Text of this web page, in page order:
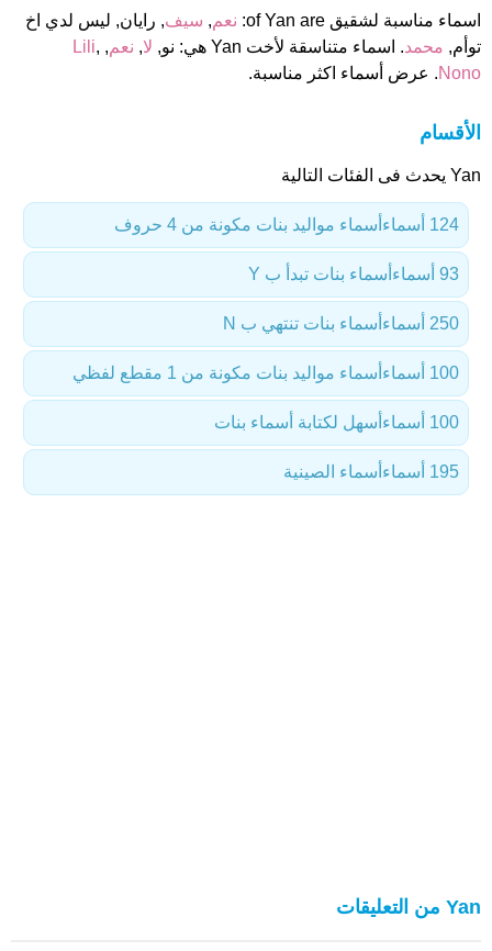
اسماء مناسبة لشقيق of Yan are: نعم, سيف, رايان, ليس لدي اخ
توأم, محمد. اسماء متناسقة لأخت Yan هي: نو, لا, نعم,
Lili,
Nono. عرض أسماء اكثر مناسبة.
الأقسام
Yan يحدث فى الفئات التالية
أسماء مواليد بنات مكونة من 4 حروف 124 أسماء
أسماء بنات تبدأ ب Y 93 أسماء
أسماء بنات تنتهي ب N 250 أسماء
أسماء مواليد بنات مكونة من 1 مقطع لفظي 100 أسماء
أسهل لكتابة أسماء بنات 100 أسماء
أسماء الصينية 195 أسماء
Yan من التعليقات